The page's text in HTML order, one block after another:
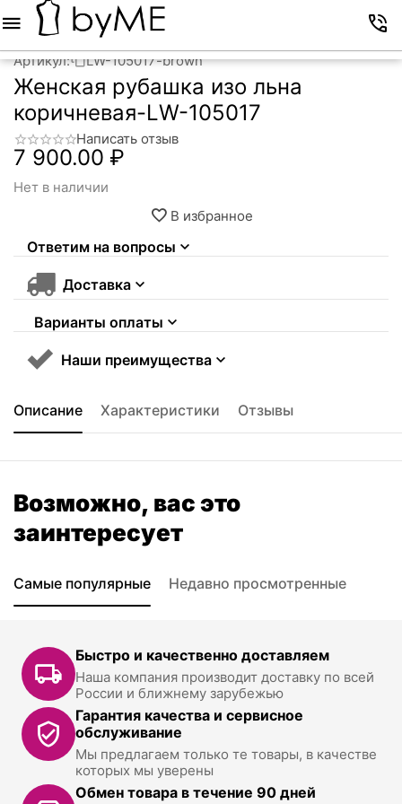
Артикул: LW-105017-brown
Женская рубашка изо льна
коричневая-LW-105017
Написать отзыв
7 900.00 ₽
Нет в наличии
В избранное
Ответим на вопросы
Доставка
Варианты оплаты
Наши преимущества
Описание Характеристики Отзывы
Возможно, вас это
заинтересует
Самые популярные Недавно просмотренные
Быстро и качественно доставляем
Наша компания производит доставку по всей
России и ближнему зарубежью
Гарантия качества и сервисное
обслуживание
Мы предлагаем только те товары, в качестве
которых мы уверены
Обмен товара в течение 90 дней
Меню Корзина Контакты